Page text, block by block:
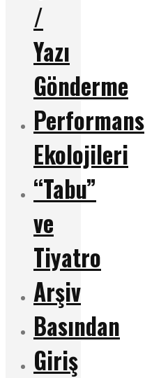
/
Yazı
Gönderme
Performans
Ekolojileri
“Tabu”
ve
Tiyatro
Arşiv
Basından
Giriş